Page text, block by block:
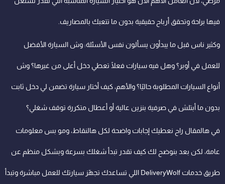
فيها براحة وتحقق أرباح حقيقية بدون ما تتعبك بالمصاريف.
وكثير ناس قبل ما يبدأون يسألون نفس الأسئلة: وش السيارة الأفضل
للعمل في أوبر؟ وهل فيه سيارات فعلًا تعطي دخل أعلى من غيرها؟ وش
أنواع السيارات المطلوبة حاليًا؟ والأهم، كيف أختار سيارة تضمن لي دخل ثابت
بدون ما أبتلش في صرفية بنزين عالية أو أعطال متكررة توقف شغلي؟
في هالمقال راح نعطيك إجابات واضحة لكل هالنقاط، ومو بس معلومات
عامة، لكن بعد بنوضح لك كيف تقدر تبدأ شغلك بسرعة وبشكل منظم عن
طريق خدمات DeliveryWolf اللي تساعدك تجهّز سيارتك للعمل مباشرة وتبدأ